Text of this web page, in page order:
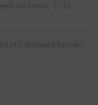
are Closed
22
of Continued Success